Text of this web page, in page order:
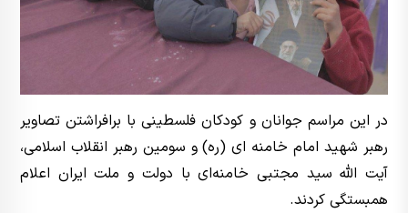
در این مراسم جوانان و کودکان فلسطینی با برافراشتن تصاویر
رهبر شهید امام خامنه ای (ره) و سومین رهبر انقلاب اسلامی،
آیت الله سید مجتبی خامنه‌ای با دولت و ملت ایران اعلام
همبستگی کردند.